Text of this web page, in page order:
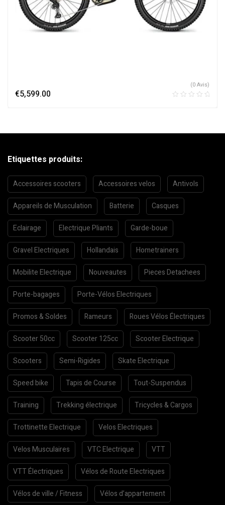
€5,599.00
(0 Avis)
Etiquettes produits:
Accessoires scooters Accessoires velos Antivols
Appareils de Musculation Batterie Casques
Eclairage Electrique Pliants Garde-boue
Gravel Electriques Hollandais Hometrainers
Mobilite Electrique Nouveautes Pieces Detachees
Porte-bagages Porte-Vélos Electriques
Promos & Soldes Rameurs Roues Vélos Électriques
Scooter 50cc Scooter 125cc Scooter Electrique
Scooters Semi-Rigides Skate Electrique
Speed bike Tapis de Course Tout-Suspendus
Training Trekking électrique Tricycles & Cargos
Trottinette Electrique Velos Electriques
Velos Musculaires VTC Electrique VTT
VTT Électriques Vélos de Route Electriques
Vélos de ville / Fitness Vélos d’appartement